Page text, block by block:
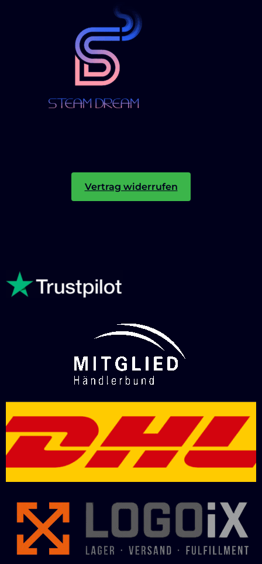
Vertrag widerrufen